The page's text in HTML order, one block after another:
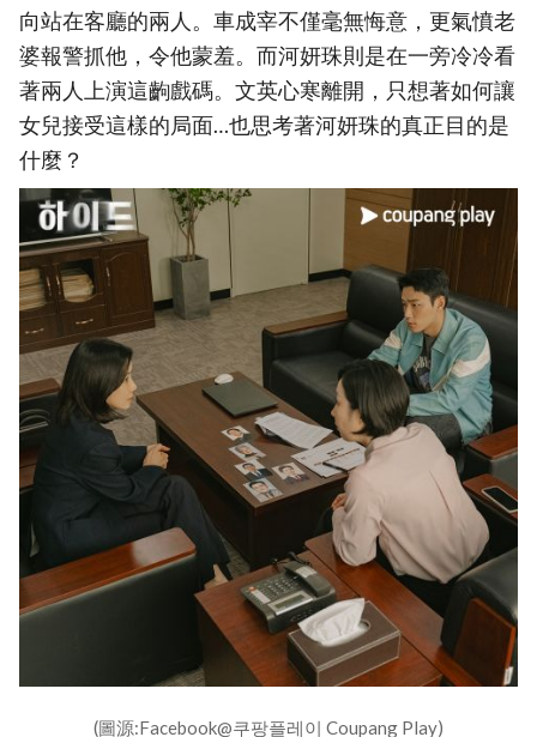
向站在客廳的兩人。車成宰不僅毫無悔意，更氣憤老
婆報警抓他，令他蒙羞。而河妍珠則是在一旁冷冷看
著兩人上演這齣戲碼。文英心寒離開，只想著如何讓
女兒接受這樣的局面…也思考著河妍珠的真正目的是
什麼？
(圖源:Facebook@쿠팡플레이 Coupang Play)